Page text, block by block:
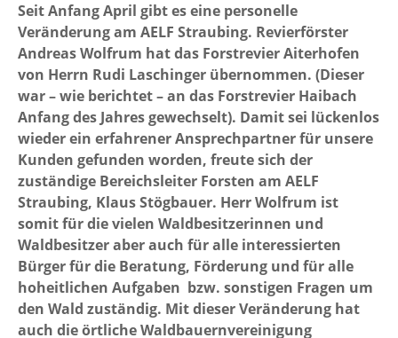
Seit Anfang April gibt es eine personelle
Veränderung am AELF Straubing. Revierförster
Andreas Wolfrum hat das Forstrevier Aiterhofen
von Herrn Rudi Laschinger übernommen. (Dieser
war – wie berichtet – an das Forstrevier Haibach
Anfang des Jahres gewechselt). Damit sei lückenlos
wieder ein erfahrener Ansprechpartner für unsere
Kunden gefunden worden, freute sich der
zuständige Bereichsleiter Forsten am AELF
Straubing, Klaus Stögbauer. Herr Wolfrum ist
somit für die vielen Waldbesitzerinnen und
Waldbesitzer aber auch für alle interessierten
Bürger für die Beratung, Förderung und für alle
hoheitlichen Aufgaben bzw. sonstigen Fragen um
den Wald zuständig. Mit dieser Veränderung hat
auch die örtliche Waldbauernvereinigung